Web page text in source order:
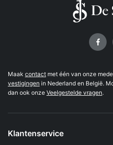
Maak contact met één van onze
vestigingen in Nederland en België.
dan ook onze Veelgestelde vragen.
Klantenservice